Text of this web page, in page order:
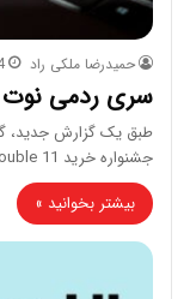
حمیدرضا ملکی راد 4
سری ردمی نوت 12 ماه آینده عرضه شود
جشنواره خرید Double 11 در چین عرضه…
بیشتر بخوانید »